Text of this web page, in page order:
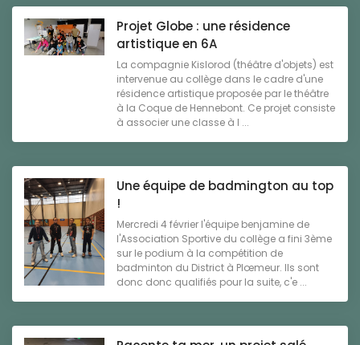
Projet Globe : une résidence
artistique en 6A
La compagnie Kislorod (théâtre d'objets) est
intervenue au collège dans le cadre d'une
résidence artistique proposée par le théâtre
à la Coque de Hennebont. Ce projet consiste
à associer une classe à l ...
Une équipe de badmington au top
!
Mercredi 4 février l'équipe benjamine de
l'Association Sportive du collège a fini 3ème
sur le podium à la compétition de
badminton du District à Plœmeur. Ils sont
donc donc qualifiés pour la suite, c'e ...